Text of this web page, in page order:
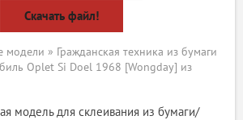
Скачать файл!
модели » Гражданская техника из бумаги
Oplet Si Doel 1968 [Wongday] из
модель для склеивания из бумаги/